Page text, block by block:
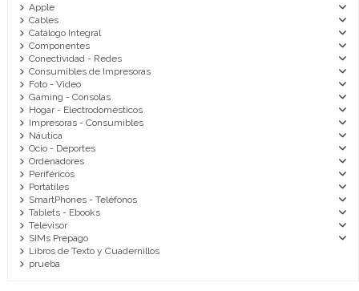
Apple
Cables
Catálogo Integral
Componentes
Conectividad - Redes
Consumibles de Impresoras
Foto - Video
Gaming - Consolas
Hogar - Electrodomésticos
Impresoras - Consumibles
Náutica
Ocio - Deportes
Ordenadores
Periféricos
Portátiles
SmartPhones - Teléfonos
Tablets - Ebooks
Televisor
SIMs Prepago
Libros de Texto y Cuadernillos
prueba